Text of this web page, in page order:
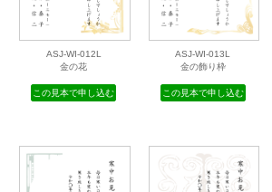
金の花
金の飾り枠